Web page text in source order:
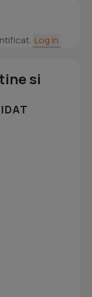
Log in
si